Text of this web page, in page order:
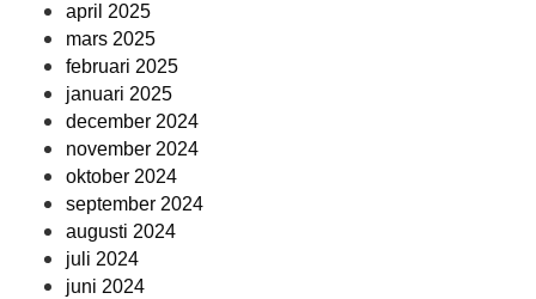
april 2025
mars 2025
februari 2025
januari 2025
december 2024
november 2024
oktober 2024
september 2024
augusti 2024
juli 2024
juni 2024